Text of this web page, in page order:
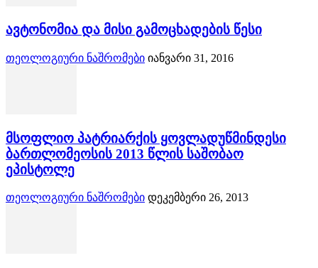
ავტონომია და მისი გამოცხადების წესი
თეოლოგიური ნაშრომები იანვარი 31, 2016
მსოფლიო პატრიარქის ყოვლადუწმინდესი
ბართლომეოსის 2013 წლის საშობაო
ეპისტოლე
თეოლოგიური ნაშრომები დეკემბერი 26, 2013